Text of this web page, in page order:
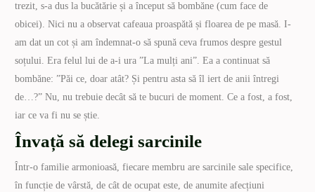
trezit, s-a dus la bucătărie și a început să bombăne (cum face de
obicei). Nici nu a observat cafeaua proaspătă și floarea de pe masă. I-
am dat un cot și am îndemnat-o să spună ceva frumos despre gestul
soțului. Era felul lui de a-i ura ”La mulți ani”. Ea a continuat să
bombăne: ”Păi ce, doar atât? Și pentru asta să îl iert de anii întregi
de…?” Nu, nu trebuie decât să te bucuri de moment. Ce a fost, a fost,
iar ce va fi nu se știe.
Învață să delegi sarcinile
Într-o familie armonioasă, fiecare membru are sarcinile sale specifice,
în funcție de vârstă, de cât de ocupat este, de anumite afecțiuni